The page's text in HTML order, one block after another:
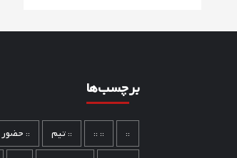
برچسب‌ها
::
:: :: :: تیم :: حضور